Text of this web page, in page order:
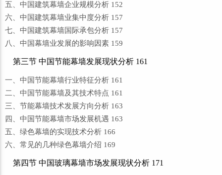
五、中国建筑幕墙企业规模分析 152
六、中国建筑幕墙业集中度分析 157
七、中国建筑幕墙国际承包分析 157
八、中国幕墙业发展的影响因素 159
第三节 中国节能幕墙发展现状分析 161
一、中国节能幕墙行业特征分析 161
二、中国节能幕墙及其技术特点 161
三、节能幕墙技术发展方向分析 163
四、中国节能幕墙市场发展机遇 163
五、绿色幕墙的实现技术分析 166
六、常见的几种绿色幕墙介绍 169
第四节 中国玻璃幕墙市场发展现状分析 171